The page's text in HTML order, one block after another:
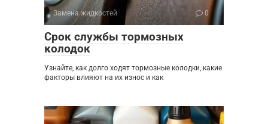
Замена жидкостей 0
Срок службы тормозных
колодок
Узнайте, как долго ходят тормозные колодки, какие
факторы влияют на их износ и как